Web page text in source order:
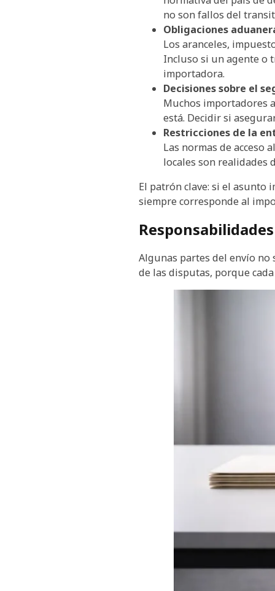
no son fallos del
Obligaciones
Los aranceles,
Incluso si un agente o
importadora.
Decisiones sobre el
Muchos importadores
está. Decidir si
Restricciones de la
Las normas de acceso
locales son realidades
El patrón clave: si el asunto
siempre corresponde al
Algunas partes del envío no
de las disputas, porque